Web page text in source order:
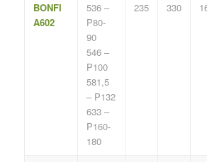
BONFI
A602
536 –
P80-
90
546 –
P100
581,5
– P132
633 –
P160-
180
235 330